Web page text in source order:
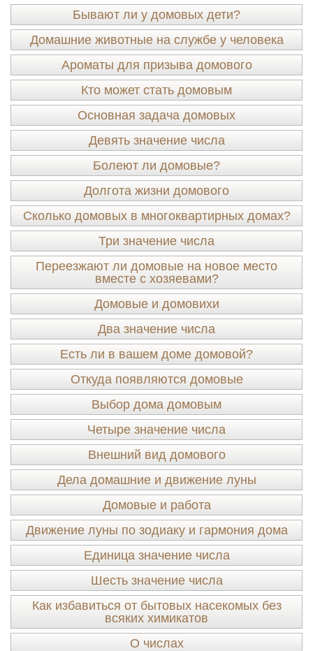
Бывают ли у домовых дети?
Домашние животные на службе у человека
Ароматы для призыва домового
Кто может стать домовым
Основная задача домовых
Девять значение числа
Болеют ли домовые?
Долгота жизни домового
Сколько домовых в многоквартирных домах?
Три значение числа
Переезжают ли домовые на новое место
вместе с хозяевами?
Домовые и домовихи
Два значение числа
Есть ли в вашем доме домовой?
Откуда появляются домовые
Выбор дома домовым
Четыре значение числа
Внешний вид домового
Дела домашние и движение луны
Домовые и работа
Движение луны по зодиаку и гармония дома
Единица значение числа
Шесть значение числа
Как избавиться от бытовых насекомых без
всяких химикатов
О числах